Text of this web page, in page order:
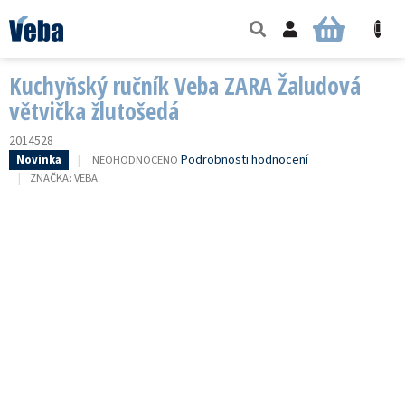
na
obsah
NÁKUPNÍ
Kuchyňský ručník Veba ZARA Žaludová
větvička žlutošedá
2014528
Novinka
PRŮMĚRNÉ
HODNOCENÍ
NEOHODNOCENO Podrobnosti hodnocení
ZNAČKA: VEBA